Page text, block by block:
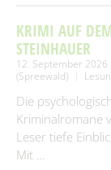
KRIMI AUF
STEINHAUER
12. September 2026
(Spreewald)
Die
Kriminalromane
Leser tiefe
Mit …